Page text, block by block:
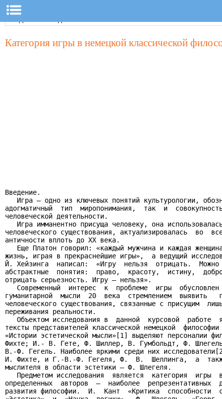
Категория игры в немецкой классической
Введение.
Игра – одно из ключевых понятий культурологии,
адогматичный  тип  миропонимания,  так  и
человеческой деятельности.
Игра имманентно присуща человеку, она
человеческого существования, актуализировалась  во
античности вплоть до XX века.
Еще Платон говорил: «каждый мужчина и каждая
жизнь, играя в прекраснейшие игры»,  а ведущий
Й. Хейзинга  написал:  «Игру  нельзя  отрицать.
абстрактные  понятия:  право,  красоту,  истину,
отрицать серьезность. Игру — нельзя».
Современный  интерес  к  проблеме  игры
гуманитарной  мысли  20  века  стремлением  выявить
человеческого существования, связанные с присущим
переживания реальности.
Объектом исследования в  данной  курсовой  работе
тексты представителей классической немецкой
«Истории эстетической мысли»[1] выделяют персоналии
Фихте; И.- В. Гете, Ф. Шиллер, В. Гумбольдт, Ф.
В.-Ф. Гегель. Наиболее яркими среди них
И. Фихте, и Г.-В.-Ф. Гегеля, Ф.  В.  Шеллинга,  а
мыслителя в области эстетики – Ф. Шлегеля.
Предметом исследования  является  категория  игры
определенных  авторов  –  наиболее  репрезентативных
развития философии.  И.  Кант  «Критика  способности